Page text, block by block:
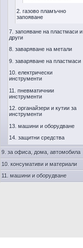
2. газово пламъчно
запояване
7. запояване на пластмаси и
други
8. заваряване на метали
9. заваряване на пластмаси
10. електрически
инструменти
11. пневматичнии
инструменти
12. органайзери и кутии за
инструменти
13. машини и оборудване
14. защитни средства
9. за офиса, дома, автомобила
10. консумативи и материали
11. машини и оборудване